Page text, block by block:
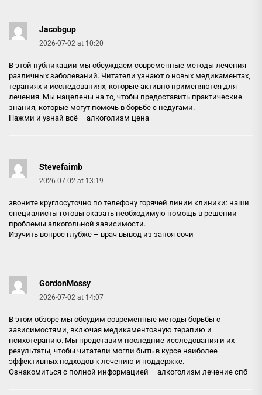
Jacobgup
2026-07-02 at 10:20
В этой публикации мы обсуждаем современные методы лечения
различных заболеваний. Читатели узнают о новых медикаментах,
терапиях и исследованиях, которые активно применяются для
лечения. Мы нацелены на то, чтобы предоставить практические
знания, которые могут помочь в борьбе с недугами.
Нажми и узнай всё – алкоголизм цена
Stevefaimb
2026-07-02 at 13:19
звоните круглосуточно по телефону горячей линии клиники: наши
специалисты готовы оказать необходимую помощь в решении
проблемы алкогольной зависимости.
Изучить вопрос глубже – врач вывод из запоя сочи
GordonMossy
2026-07-02 at 14:07
В этом обзоре мы обсудим современные методы борьбы с
зависимостями, включая медикаментозную терапию и
психотерапию. Мы представим последние исследования и их
результаты, чтобы читатели могли быть в курсе наиболее
эффективных подходов к лечению и поддержке.
Ознакомиться с полной информацией – алкоголизм лечение спб